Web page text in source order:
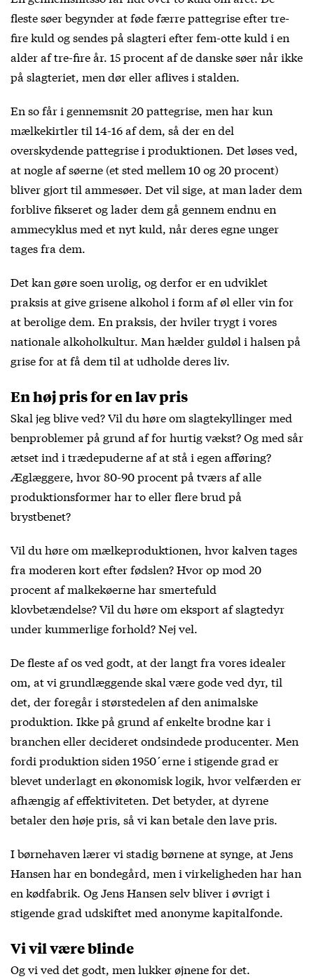
fleste søer begynder at føde færre pattegrise efter tre-
fire kuld og sendes på slagteri efter fem-otte kuld i en
alder af tre-fire år. 15 procent af de danske søer når ikke
på slagteriet, men dør eller aflives i stalden.
En so får i gennemsnit 20 pattegrise, men har kun
mælkekirtler til 14-16 af dem, så der en del
overskydende pattegrise i produktionen. Det løses ved,
at nogle af søerne (et sted mellem 10 og 20 procent)
bliver gjort til ammesøer. Det vil sige, at man lader dem
forblive fikseret og lader dem gå gennem endnu en
ammecyklus med et nyt kuld, når deres egne unger
tages fra dem.
Det kan gøre soen urolig, og derfor er en udviklet
praksis at give grisene alkohol i form af øl eller vin for
at berolige dem. En praksis, der hviler trygt i vores
nationale alkoholkultur. Man hælder guldøl i halsen på
grise for at få dem til at udholde deres liv.
En høj pris for en lav pris
Skal jeg blive ved? Vil du høre om slagtekyllinger med
benproblemer på grund af for hurtig vækst? Og med sår
ætset ind i trædepuderne af at stå i egen afføring?
Æglæggere, hvor 80-90 procent på tværs af alle
produktionsformer har to eller flere brud på
brystbenet?
Vil du høre om mælkeproduktionen, hvor kalven tages
fra moderen kort efter fødslen? Hvor op mod 20
procent af malkekøerne har smertefuld
klovbetændelse? Vil du høre om eksport af slagtedyr
under kummerlige forhold? Nej vel.
De fleste af os ved godt, at der langt fra vores idealer
om, at vi grundlæggende skal være gode ved dyr, til
det, der foregår i størstedelen af den animalske
produktion. Ikke på grund af enkelte brodne kar i
branchen eller decideret ondsindede producenter. Men
fordi produktion siden 1950´erne i stigende grad er
blevet underlagt en økonomisk logik, hvor velfærden er
afhængig af effektiviteten. Det betyder, at dyrene
betaler den høje pris, så vi kan betale den lave pris.
I børnehaven lærer vi stadig børnene at synge, at Jens
Hansen har en bondegård, men i virkeligheden har han
en kødfabrik. Og Jens Hansen selv bliver i øvrigt i
stigende grad udskiftet med anonyme kapitalfonde.
Vi vil være blinde
Og vi ved det godt, men lukker øjnene for det.